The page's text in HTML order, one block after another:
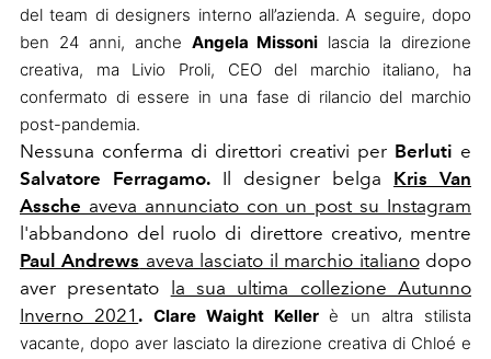
del team di designers interno all’azienda. A seguire, dopo
ben 24 anni, anche Angela Missoni lascia la direzione
creativa, ma Livio Proli, CEO del marchio italiano, ha
confermato di essere in una fase di rilancio del marchio
post-pandemia.
Nessuna conferma di direttori creativi per Berluti e
Salvatore
Ferragamo. Il designer belga
Kris Van
Assche aveva annunciato con un post su Instagram
l'abbandono del ruolo di direttore creativo, mentre
Paul Andrews aveva lasciato il marchio italianodopo
aver presentato
la sua ultima collezione Autunno
Inverno 2021. Clare Waight Kellerè un altra stilista
vacante, dopo aver lasciato la direzione creativa di Chloé e